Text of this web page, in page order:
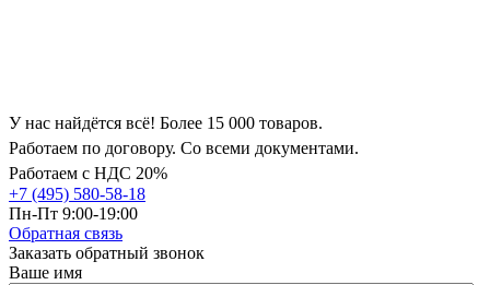
У нас найдётся всё! Более 15 000 товаров.
Работаем по договору. Со всеми документами.
Работаем с НДС 20%
+7 (495) 580-58-18
Пн-Пт 9:00-19:00
Обратная связь
Заказать обратный звонок
Ваше имя